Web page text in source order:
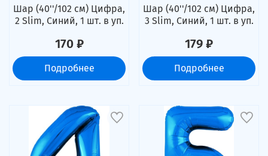
Шар (40''/102 см) Цифра,
2 Slim, Синий, 1 шт. в уп.
170 ₽
Подробнее
Шар (40''/102 см) Цифра,
3 Slim, Синий, 1 шт. в уп.
179 ₽
Подробнее